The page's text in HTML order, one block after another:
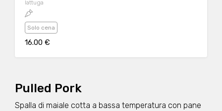
lattuga
Solo cena
16.00 €
Pulled Pork
Spalla di maiale cotta a bassa temperatura con pane